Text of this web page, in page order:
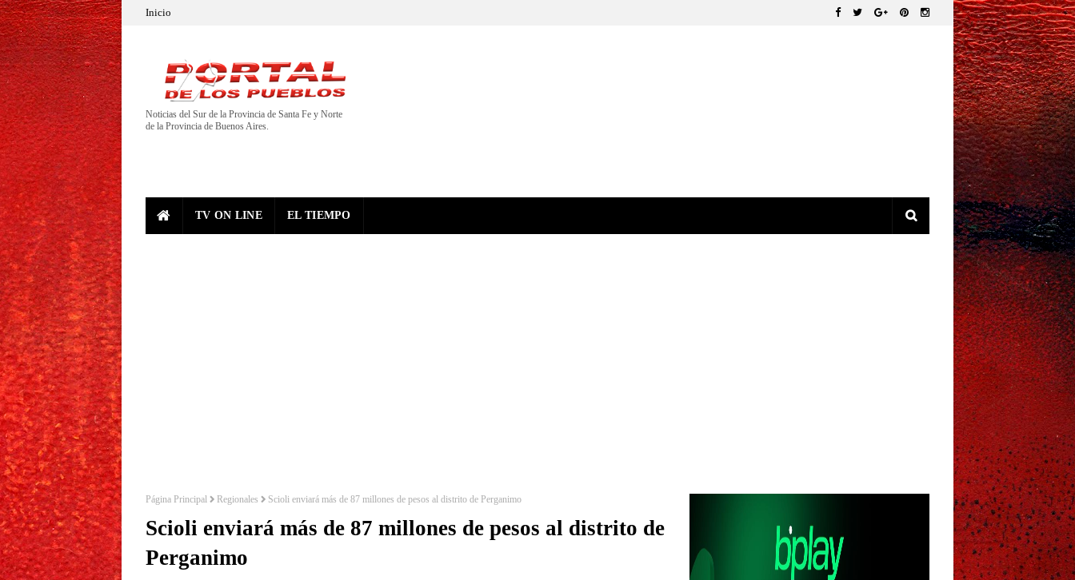
Inicio
Noticias del Sur de la Provincia de Santa Fe y Norte
de la Provincia de Buenos Aires.
TV ON LINE EL TIEMPO
Página Principal Regionales Scioli enviará más de 87 millones de pesos al distrito de Perganimo
Scioli enviará más de 87 millones de pesos al distrito de
Perganimo